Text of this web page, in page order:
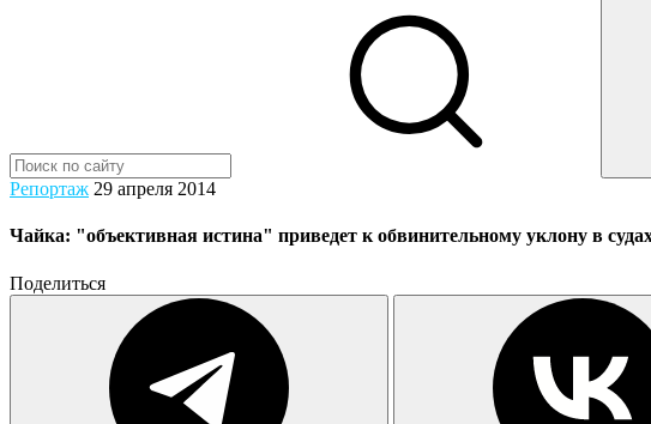
Репортаж 29 апреля 2014
Чайка: "объективная истина" приведет к обвинительному уклону в
Поделиться